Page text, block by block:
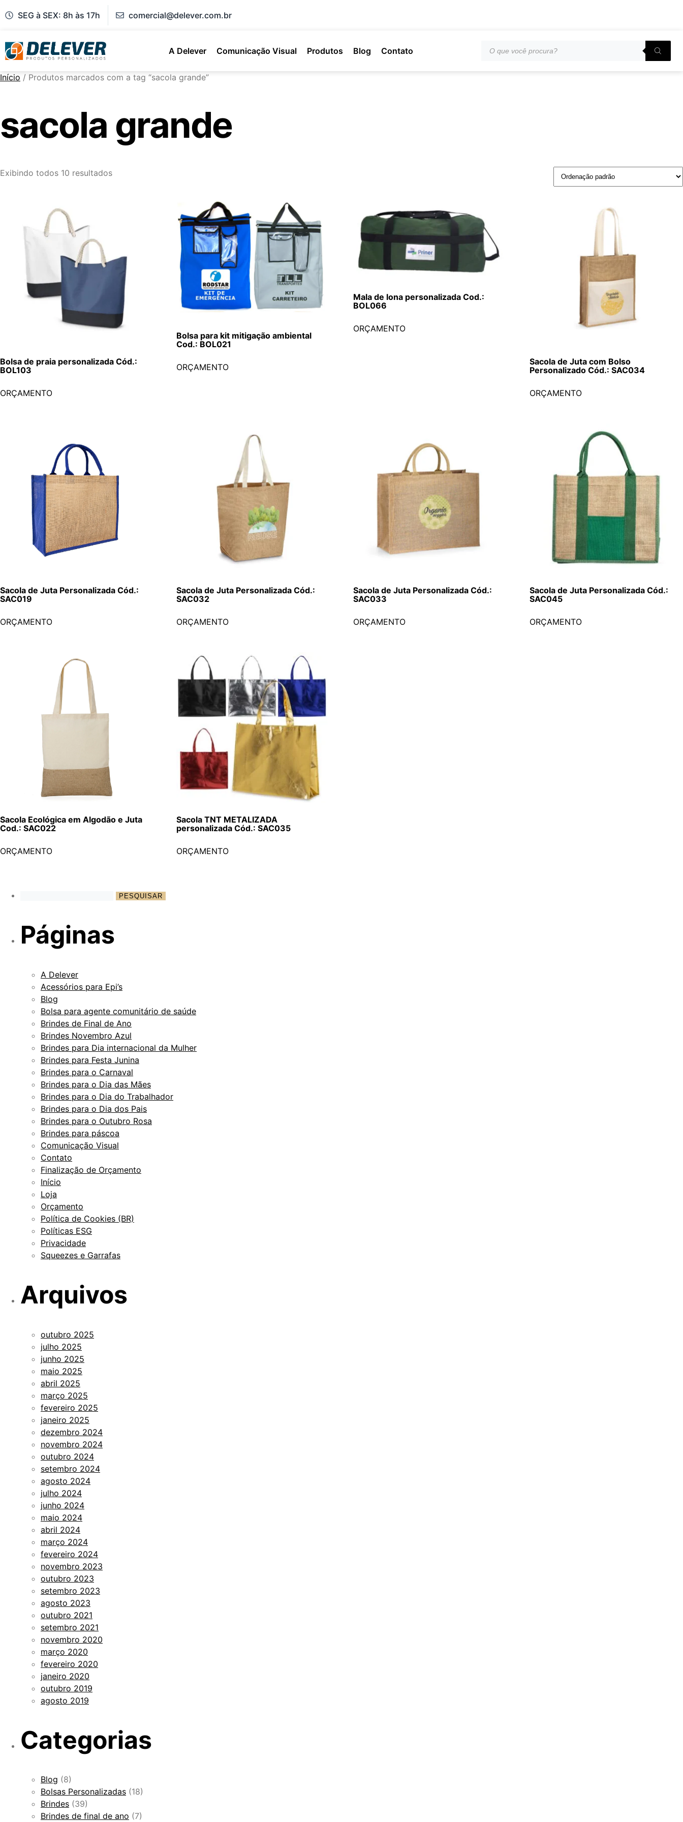
SEG à SEX: 8h às 17h comercial@delever.com.br
A Delever Comunicação Visual Produtos Blog Contato
Início / Produtos marcados com a tag “sacola grande”
sacola grande
Exibindo todos 10 resultados
Bolsa de praia personalizada Cód.:
BOL103
ORÇAMENTO
Bolsa para kit mitigação ambiental
Cod.: BOL021
ORÇAMENTO
Mala de lona personalizada Cod.:
BOL066
ORÇAMENTO
Sacola de Juta com Bolso
Personalizado Cód.: SAC034
ORÇAMENTO
Sacola de Juta Personalizada Cód.:
SAC019
ORÇAMENTO
Sacola de Juta Personalizada Cód.:
SAC032
ORÇAMENTO
Sacola de Juta Personalizada Cód.:
SAC033
ORÇAMENTO
Sacola de Juta Personalizada Cód.:
SAC045
ORÇAMENTO
Sacola Ecológica em Algodão e Juta
Cod.: SAC022
ORÇAMENTO
Sacola TNT METALIZADA
personalizada Cód.: SAC035
ORÇAMENTO
Páginas
A Delever
Acessórios para Epi’s
Blog
Bolsa para agente comunitário de saúde
Brindes de Final de Ano
Brindes Novembro Azul
Brindes para Dia internacional da Mulher
Brindes para Festa Junina
Brindes para o Carnaval
Brindes para o Dia das Mães
Brindes para o Dia do Trabalhador
Brindes para o Dia dos Pais
Brindes para o Outubro Rosa
Brindes para páscoa
Comunicação Visual
Contato
Finalização de Orçamento
Início
Loja
Orçamento
Política de Cookies (BR)
Políticas ESG
Privacidade
Squeezes e Garrafas
Arquivos
outubro 2025
julho 2025
junho 2025
maio 2025
abril 2025
março 2025
fevereiro 2025
janeiro 2025
dezembro 2024
novembro 2024
outubro 2024
setembro 2024
agosto 2024
julho 2024
junho 2024
maio 2024
abril 2024
março 2024
fevereiro 2024
novembro 2023
outubro 2023
setembro 2023
agosto 2023
outubro 2021
setembro 2021
novembro 2020
março 2020
fevereiro 2020
janeiro 2020
outubro 2019
agosto 2019
Categorias
Blog (8)
Bolsas Personalizadas (18)
Brindes (39)
Brindes de final de ano (7)